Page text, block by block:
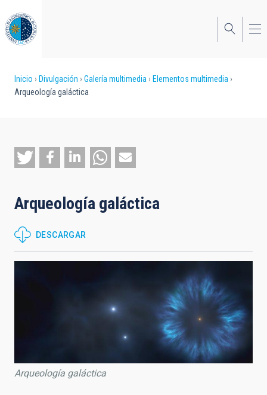
al
contenido
principal
Sobrescribir
enlaces
ayuda
a
navegación
Inicio Divulgación Galería multimedia
Elementos multimedia
Arqueología galáctica
Arqueología galáctica
DESCARGAR
Arqueología galáctica